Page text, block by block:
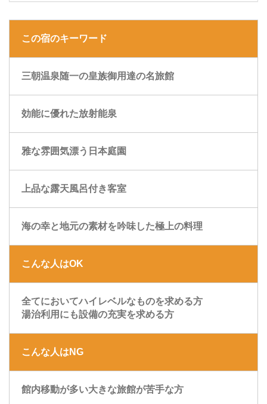
この宿のキーワード
三朝温泉随一の皇族御用達の名旅館
効能に優れた放射能泉
雅な雰囲気漂う日本庭園
上品な露天風呂付き客室
海の幸と地元の素材を吟味した極上の料理
こんな人はOK
全てにおいてハイレベルなものを求める方
湯治利用にも設備の充実を求める方
こんな人はNG
館内移動が多い大きな旅館が苦手な方